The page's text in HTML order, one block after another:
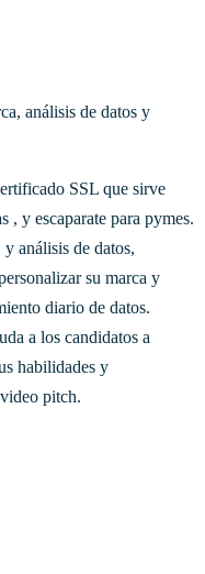
análisis de datos y
SSL que sirve
, y escaparate para pymes.
análisis de datos,
su marca y
diario de datos.
a los candidatos a
habilidades y
video pitch.